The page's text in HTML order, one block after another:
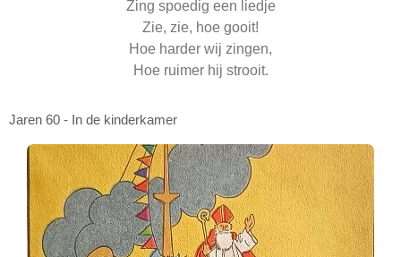
Zing spoedig een liedje
Zie, zie, hoe gooit!
Hoe harder wij zingen,
Hoe ruimer hij strooit.
Jaren 60 - In de kinderkamer